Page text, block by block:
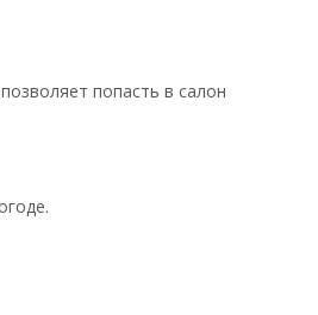
попасть в салон